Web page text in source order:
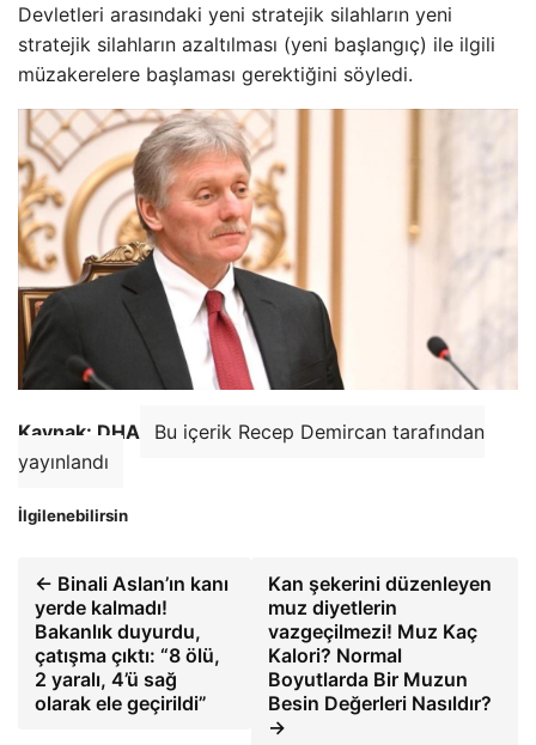
Devletleri arasındaki yeni stratejik silahların yeni
stratejik silahların azaltılması (yeni başlangıç) ile ilgili
müzakerelere başlaması gerektiğini söyledi.
Kaynak: DHA
Bu içerik Recep Demircan tarafından
yayınlandı
İlgilenebilirsin
← Binali Aslan’ın kanı
yerde kalmadı!
Bakanlık duyurdu,
çatışma çıktı: “8 ölü,
2 yaralı, 4’ü sağ
olarak ele geçirildi”
Kan şekerini düzenleyen
muz diyetlerin
vazgeçilmezi! Muz Kaç
Kalori? Normal
Boyutlarda Bir Muzun
Besin Değerleri Nasıldır?
→